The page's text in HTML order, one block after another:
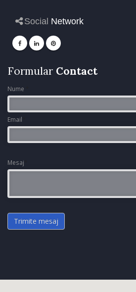
Social Network
Formular Contact
Nume
Email
Mesaj